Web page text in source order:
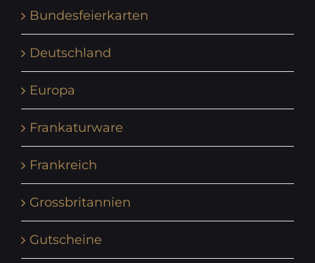
Bundesfeierkarten
Deutschland
Europa
Frankaturware
Frankreich
Grossbritannien
Gutscheine